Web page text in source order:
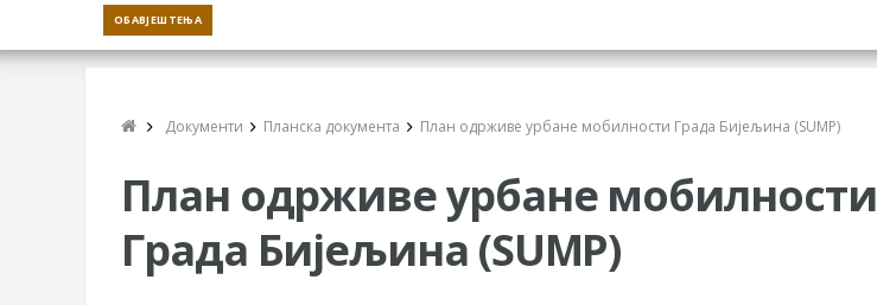
ОБАВЈЕШТЕЊА
Документи Планска документа План одрживе урбане мобилности Града Бијељина (SUMP)
План одрживе урбане мобилности
Града Бијељина (SUMP)